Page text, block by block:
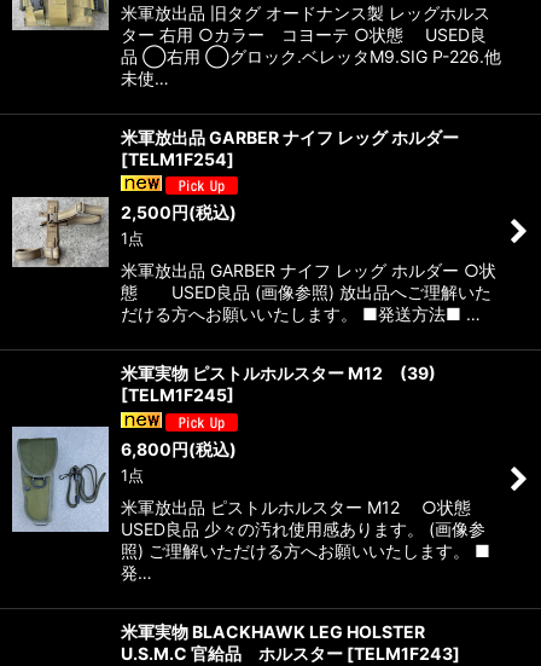
米軍放出品 旧タグ オードナンス製 レッグホルス
ター 右用 ○カラー コヨーテ ○状態 USED良
品 ◯右用 ◯グロック.ベレッタM9.SIG P-226.他
未使…
米軍放出品 GARBER ナイフ レッグ ホルダー
[TELM1F254]
2,500円(税込)
1点
米軍放出品 GARBER ナイフ レッグ ホルダー ○状
態 USED良品 (画像参照) 放出品へご理解いた
だける方へお願いいたします。 ■発送方法■ …
米軍実物 ピストルホルスター M12 (39)
[TELM1F245]
6,800円(税込)
1点
米軍放出品 ピストルホルスター M12 ○状態
USED良品 少々の汚れ使用感あります。 (画像参
照) ご理解いただける方へお願いいたします。 ■
発…
米軍実物 BLACKHAWK LEG HOLSTER
U.S.M.C 官給品 ホルスター [TELM1F243]